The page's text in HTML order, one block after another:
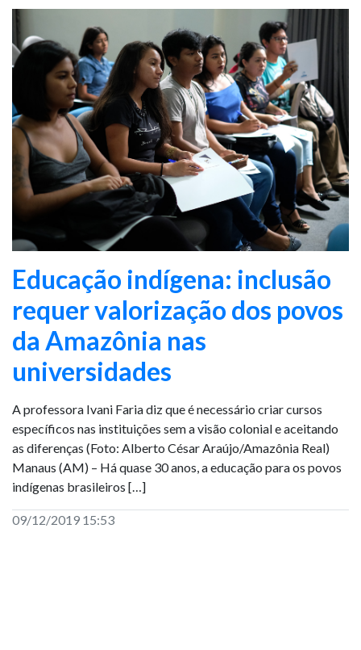
Educação indígena: inclusão
requer valorização dos povos
da Amazônia nas
universidades
A professora Ivani Faria diz que é necessário criar cursos
específicos nas instituições sem a visão colonial e aceitando
as diferenças (Foto: Alberto César Araújo/Amazônia Real)
Manaus (AM) – Há quase 30 anos, a educação para os povos
indígenas brasileiros […]
09/12/2019 15:53